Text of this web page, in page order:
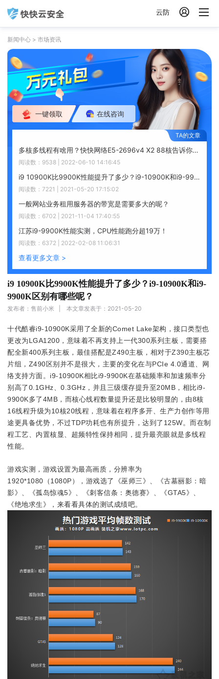
云防 
新闻中心 > 市场资讯
一键领取 在线咨询
多核多线程有啥用？快快网络E5-2696v4 X2 88核告诉你答案
阅读数：9538 | 2022-06-10 14:16:45
i9 10900K比9900K性能提升了多少？i9-10900K和i9-9900K区别有哪些呢？
阅读数：7221 | 2021-05-20 17:15:02
一般网站业务租用服务器的带宽是需要多大的呢？
阅读数：6702 | 2021-11-04 17:40:55
江苏i9-9900K性能实测，CPU性能跑分超19万！
阅读数：6372 | 2022-02-08 11:06:31
查看更多文章 >
i9 10900K比9900K性能提升了多少？i9-10900K和i9-
9900K区别有哪些呢？
发布者：售前小米 | 本文章发表于：2021-05-20
十代酷睿i9-10900K采用了全新的Comet Lake架构，接口类型也
更改为LGA1200，意味着不再支持上一代300系列主板，需要搭
配全新400系列主板，最佳搭配是Z490主板，相对于Z390主板芯
片组，Z490区别并不是很大，主要的变化在与PCIe 4.0通道、网
络支持方面。i9-10900K相比i9-9900K在基础频率和加速频率分
别高了0.1GHz、0.3GHz，并且三级缓存提升至20MB，相比i9-
9900K多了4MB，而核心线程数量提升还是比较明显的，由8核
16线程升级为10核20线程，意味着在程序多开、生产力创作等用
途更具备优势，不过TDP功耗也有所提升，达到了125W。而在制
程工艺、内置核显、超频特性保持相同，提升最亮眼就是多线程
性能。
游戏实测，游戏设置为最高画质，分辨率为
1920*1080（1080P），游戏选了《巫师三》、《古墓丽影：暗
影》、《孤岛惊魂5》、《刺客信条：奥德赛》、《GTA5》、
《绝地求生》，来看看具体的测试成绩吧。